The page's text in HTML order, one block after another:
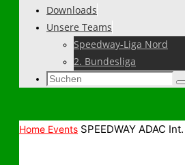
Downloads
Unsere Teams
Speedway-Liga Nord
2. Bundesliga
Suchen
Home Events SPEEDWAY ADAC